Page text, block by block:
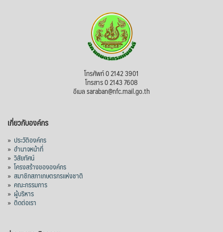
โทรศัพท์ 0 2142 3901
โทรสาร 0 2143 7608
อีเมล saraban@nfc.mail.go.th
เกี่ยวกับองค์กร
» ประวัติองค์กร
» อำนาจหน้าที่
» วิสัยทัศน์
» โครงสร้างขององค์กร
» สมาชิกสภาเกษตรกรแห่งชาติ
» คณะกรรมการ
» ผู้บริหาร
» ติดต่อเรา